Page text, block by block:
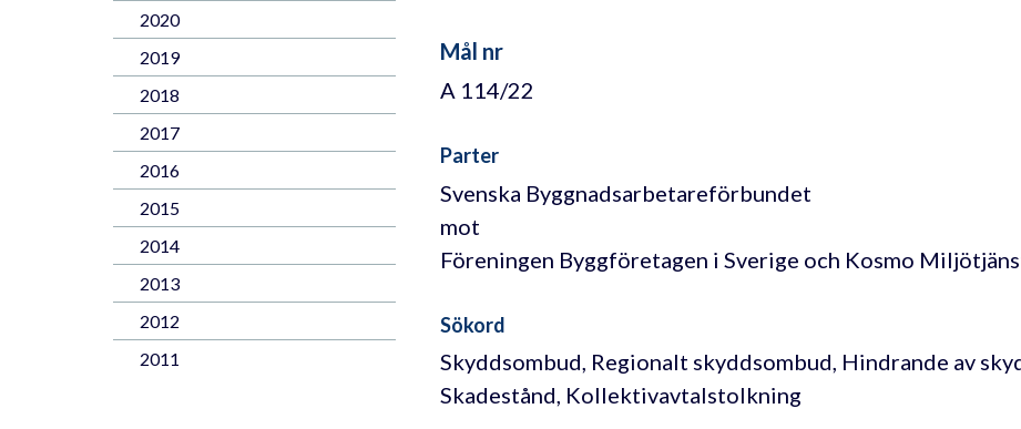
2020
2019
2018
2017
2016
2015
2014
2013
2012
2011
Mål nr
A 114/22
Parter
Svenska Byggnadsarbetareförbundet
mot
Föreningen Byggföretagen i Sverige och Kosmo
Sökord
Skyddsombud, Regionalt skyddsombud, Hindrande av
Skadestånd, Kollektivavtalstolkning